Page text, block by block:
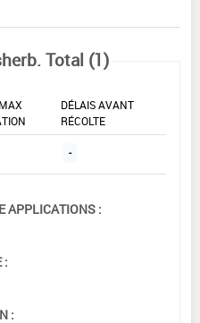
Total (1)
DÉLAIS AVANT
RÉCOLTE
-
APPLICATIONS :
:
: